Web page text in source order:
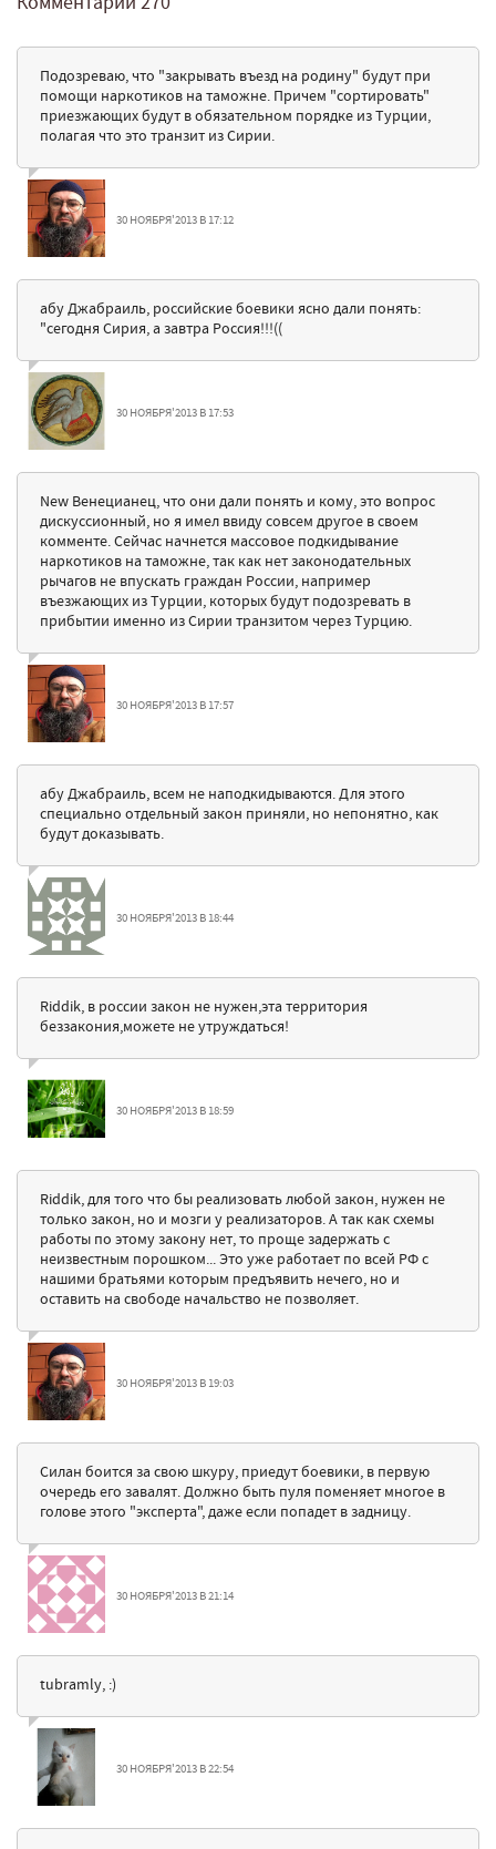
Подозреваю, что "закрывать въезд на родину" будут при
помощи наркотиков на таможне. Причем "сортировать"
приезжающих будут в обязательном порядке из Турции,
полагая что это транзит из Сирии.
30 НОЯБРЯ'2013 В 17:12
абу Джабраиль, российские боевики ясно дали понять:
"сегодня Сирия, а завтра Россия!!!((
30 НОЯБРЯ'2013 В 17:53
New Венецианец, что они дали понять и кому, это вопрос
дискуссионный, но я имел ввиду совсем другое в своем
комменте. Сейчас начнется массовое подкидывание
наркотиков на таможне, так как нет законодательных
рычагов не впускать граждан России, например
въезжающих из Турции, которых будут подозревать в
прибытии именно из Сирии транзитом через Турцию.
30 НОЯБРЯ'2013 В 17:57
абу Джабраиль, всем не наподкидываются. Для этого
специально отдельный закон приняли, но непонятно, как
будут доказывать.
30 НОЯБРЯ'2013 В 18:44
Riddik, в россии закон не нужен,эта территория
беззакония,можете не утруждаться!
30 НОЯБРЯ'2013 В 18:59
Riddik, для того что бы реализовать любой закон, нужен не
только закон, но и мозги у реализаторов. А так как схемы
работы по этому закону нет, то проще задержать с
неизвестным порошком... Это уже работает по всей РФ с
нашими братьями которым предъявить нечего, но и
оставить на свободе начальство не позволяет.
30 НОЯБРЯ'2013 В 19:03
Силан боится за свою шкуру, приедут боевики, в первую
очередь его завалят. Должно быть пуля поменяет многое в
голове этого "эксперта", даже если попадет в задницу.
30 НОЯБРЯ'2013 В 21:14
tubramly, :)
30 НОЯБРЯ'2013 В 22:54